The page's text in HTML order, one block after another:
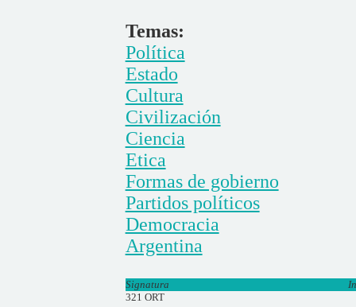
Temas:
Política
Estado
Cultura
Civilización
Ciencia
Etica
Formas de gobierno
Partidos políticos
Democracia
Argentina
Signatura
321 ORT